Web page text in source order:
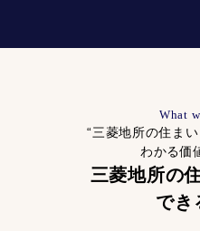
What
“三菱地所の住ま
わかる価
三菱地所の
でき